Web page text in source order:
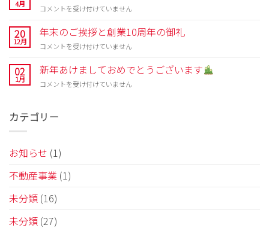
ら
は
け
食
業
つ
い
4月
嬉
い
お
言
を
た
ま
は
コメントを受け付けていません
20
12月
年末のご挨拶と創業10周年の御礼
年
の
ご
挨
創
周
年
御
は
コメントを受け付けていません
02
1月
新年あけましておめでとうございます
新
け
ま
お
で
う
ご
ざ
い
コメントを受け付けていません
カテゴリー
お知らせ (1)
不動産事業 (1)
未分類 (16)
未分類 (27)